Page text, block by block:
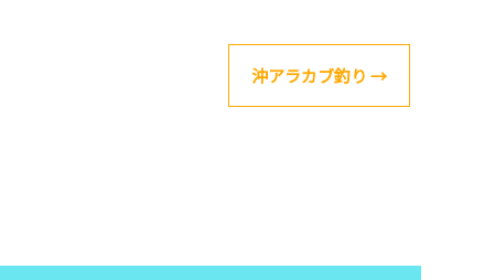
沖アラカブ釣り →